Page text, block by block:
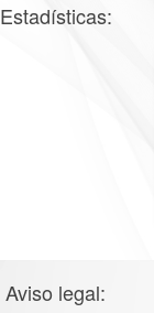
Estadísticas:
Aviso legal: